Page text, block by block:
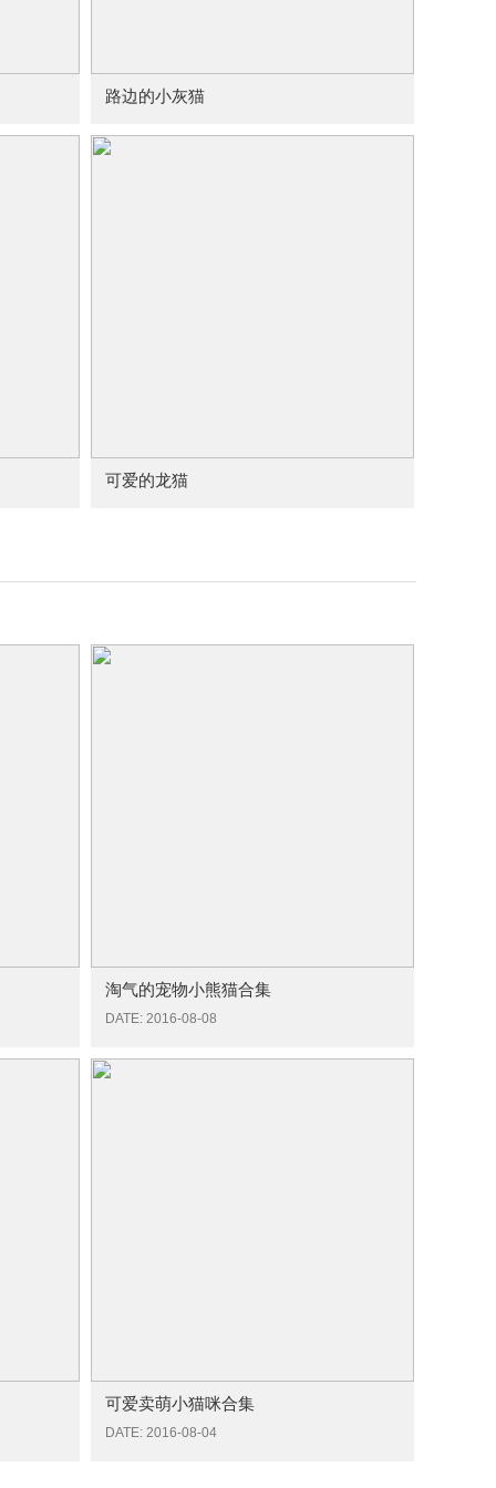
路边的小灰猫
可爱的龙猫
淘气的宠物小熊猫合集
DATE: 2016-08-08
可爱卖萌小猫咪合集
DATE: 2016-08-04